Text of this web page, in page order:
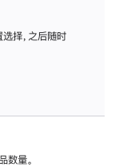
择，之后随时
数量。